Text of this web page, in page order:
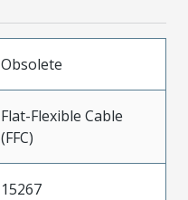
Obsolete
Flat-Flexible Cable
(FFC)
15267